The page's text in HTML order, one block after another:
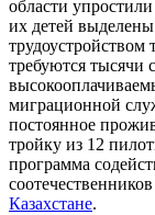
области
их детей
трудоустройством
требуются тысячи
миграционной
постоянное
тройку из 12
программа
Казахстане.